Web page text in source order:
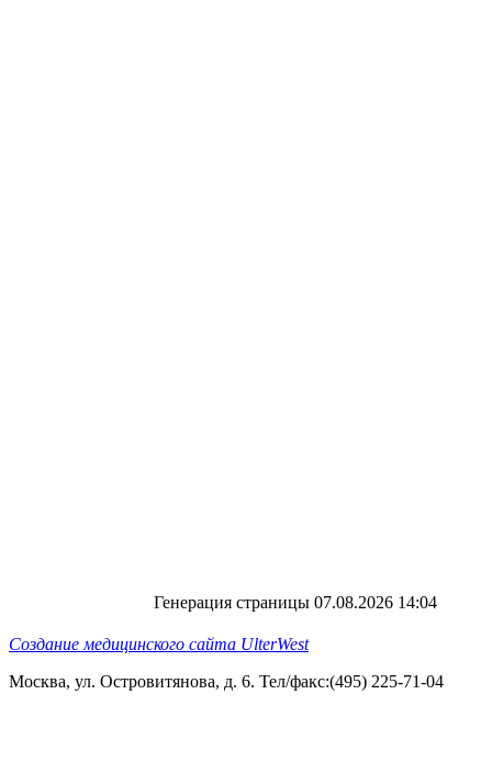
Генерация страницы 07.08.2026 14:04
Создание медицинского сайта UlterWest
Москва, ул. Островитянова, д. 6. Тел/факс:(495) 225-71-04